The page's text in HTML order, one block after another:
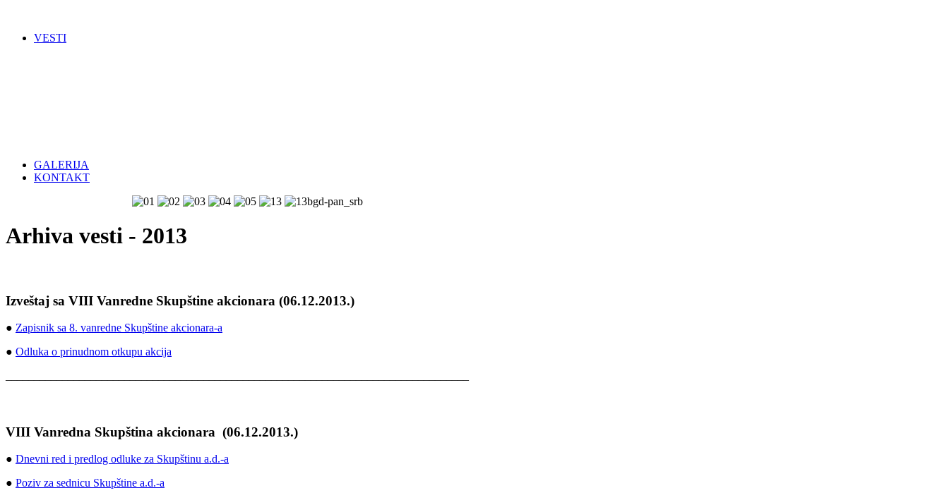
VESTI
GALERIJA
KONTAKT
Arhiva vesti - 2013
Izveštaj sa VIII Vanredne Skupštine akcionara (06.12.2013.)
● Zapisnik sa 8. vanredne Skupštine akcionara-a
● Odluka o prinudnom otkupu akcija
VIII Vanredna Skupština akcionara (06.12.2013.)
● Dnevni red i predlog odluke za Skupštinu a.d.-a
● Poziv za sednicu Skupštine a.d.-a